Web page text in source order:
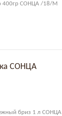
400гр СОНЦА /18/М
СОНЦА
бриз 1 л СОНЦА